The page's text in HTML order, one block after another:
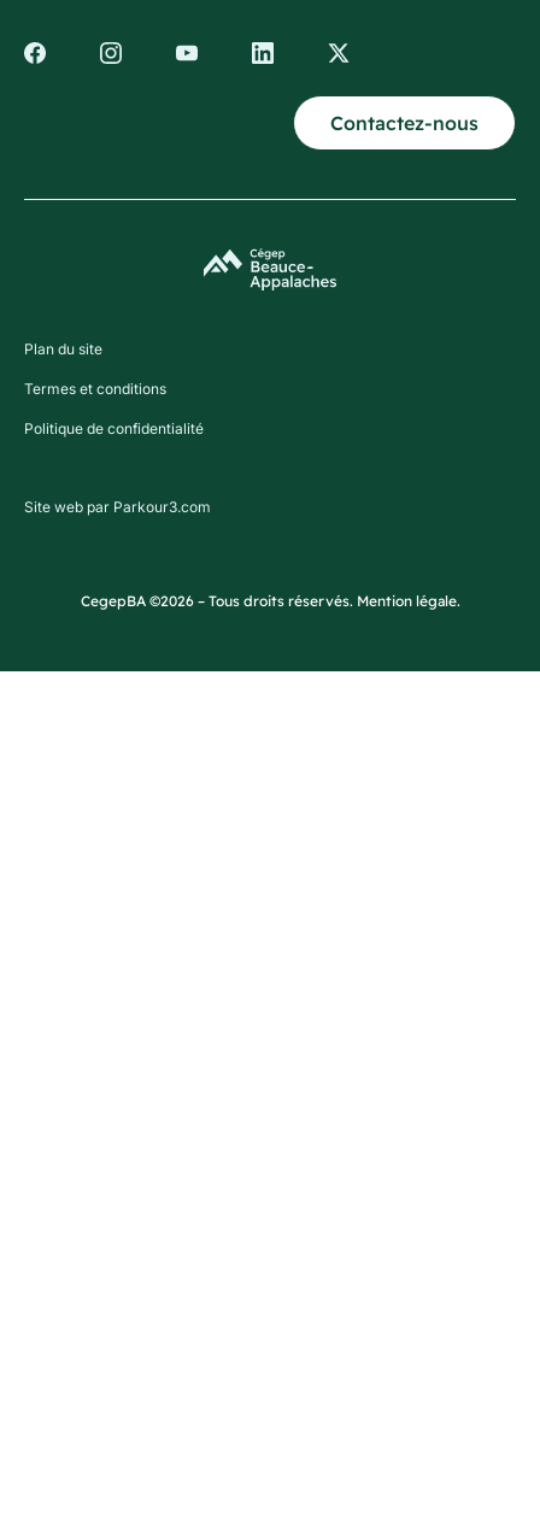
Contactez-nous
Plan du site
Termes et conditions
Politique de confidentialité
Site web par Parkour3.com
CegepBA ©2026 – Tous droits réservés. Mention légale.